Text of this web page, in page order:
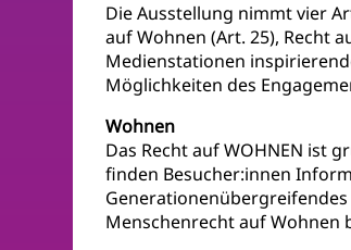
Die Ausstellung nimmt vier
auf Wohnen (Art. 25), Recht
Medienstationen
Möglichkeiten des
Wohnen
Das Recht auf WOHNEN ist
finden Besucher:innen
Menschenrecht auf Wohnen